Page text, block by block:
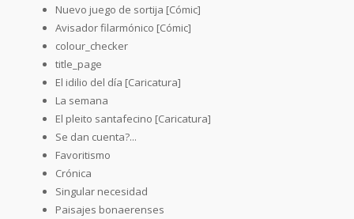
Nuevo juego de sortija [Cómic]
Avisador filarmónico [Cómic]
colour_checker
title_page
El idilio del día [Caricatura]
La semana
El pleito santafecino [Caricatura]
Se dan cuenta?...
Favoritismo
Crónica
Singular necesidad
Paisajes bonaerenses